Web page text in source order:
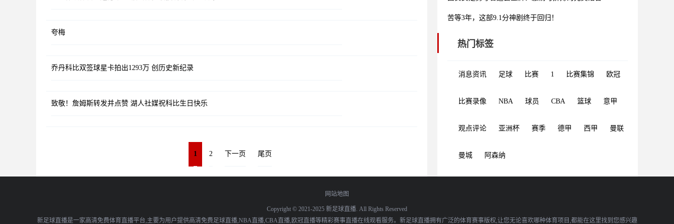
夸梅
乔丹科比双签球星卡拍出1293万 创历史新纪录
致敬！詹姆斯转发并点赞 湖人社媒祝科比生日快乐
1 2 下一页 尾页
苦等3年，这部9.1分神剧终于回归！
热门标签
消息资讯 足球 比赛 1 比赛集锦 欧冠
比赛录像 NBA 球员 CBA 篮球 意甲
观点评论 亚洲杯 赛季 德甲 西甲 曼联
曼城 阿森纳
网站地图
Copyright © 2021-2025 新足球直播. All Rights Reserved
新足球直播是一家高清免费体育直播平台,主要为用户提供高清免费足球直播,NBA直播,CBA直播,欧冠直播等精彩赛事直播在线观看服务。新足球直播拥有广泛的体育赛事版权,让您无论喜欢哪种体育项目,都能在这里找到您感兴趣